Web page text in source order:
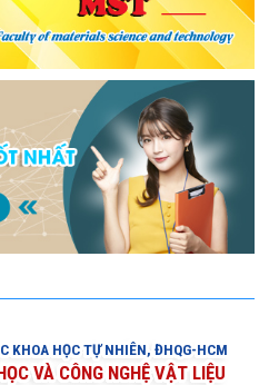
KHOA HỌC TỰ NHIÊN, ĐHQG-HCM
VÀ CÔNG NGHỆ VẬT LIỆU